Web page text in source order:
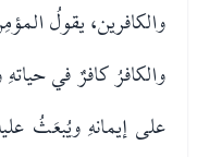
والكافرين، يقولُ
والكافرُ كافرٌ في
على إيمانهِ ويُبعَثُ